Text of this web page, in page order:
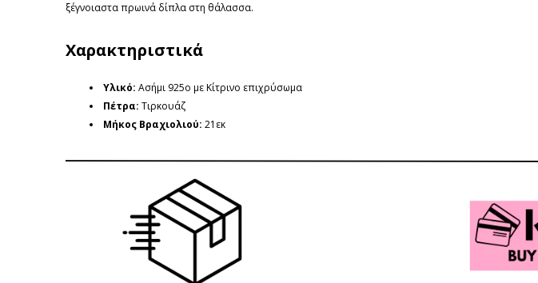
ξέγνοιαστα πρωινά δίπλα στη θάλασσα.
Χαρακτηριστικά
Υλικό: Ασήμι 925ο με Κίτρινο επιχρύσωμα
Πέτρα: Τιρκουάζ
Μήκος Βραχιολιού: 21εκ